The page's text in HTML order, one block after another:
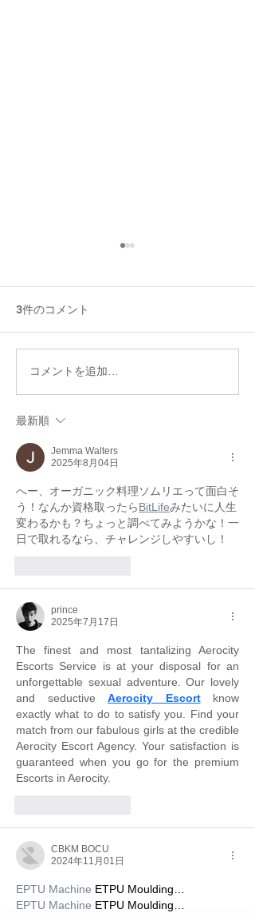
冷房病対策★6つのオーガ
ニックお手当法
3件のコメント
コメントを追加…
最新順
Jemma Walters
2025年8月04日
へー、オーガニック料理ソムリエって面白そ
う！なんか資格取ったらBitLifeみたいに人生
変わるかも？ちょっと調べてみようかな！一
日で取れるなら、チャレンジしやすいし！
prince
2025年7月17日
The finest and most tantalizing Aerocity
Escorts Service is at your disposal for an
unforgettable sexual adventure. Our lovely
and seductive Aerocity Escort know
exactly what to do to satisfy you. Find your
match from our fabulous girls at the credible
Aerocity Escort Agency. Your satisfaction is
guaranteed when you go for the premium
Escorts in Aerocity.
CBKM BOCU
2024年11月01日
EPTU Machine ETPU Moulding…
EPTU Machine ETPU Moulding…